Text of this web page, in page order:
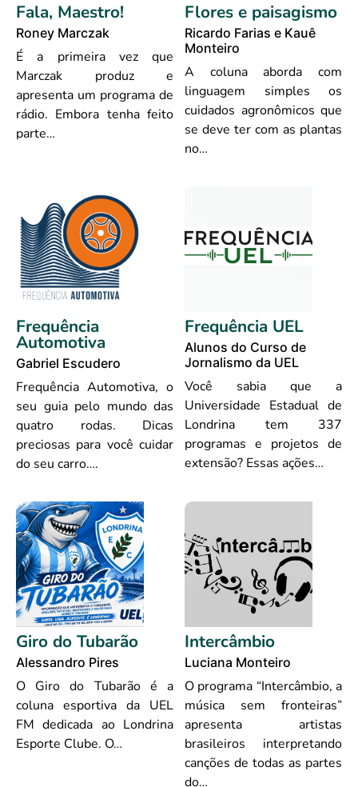
Fala, Maestro!
Roney Marczak
É a primeira vez que
Marczak produz e
apresenta um programa de
rádio. Embora tenha feito
parte…
Flores e paisagismo
Ricardo Farias e Kauê
Monteiro
A coluna aborda com
linguagem simples os
cuidados agronômicos que
se deve ter com as plantas
no…
Frequência
Automotiva
Gabriel Escudero
Frequência Automotiva, o
seu guia pelo mundo das
quatro rodas. Dicas
preciosas para você cuidar
do seu carro….
Frequência UEL
Alunos do Curso de
Jornalismo da UEL
Você sabia que a
Universidade Estadual de
Londrina tem 337
programas e projetos de
extensão? Essas ações…
Giro do Tubarão
Alessandro Pires
O Giro do Tubarão é a
coluna esportiva da UEL
FM dedicada ao Londrina
Esporte Clube. O…
Intercâmbio
Luciana Monteiro
O programa “Intercâmbio, a
música sem fronteiras”
apresenta artistas
brasileiros interpretando
canções de todas as partes
do…